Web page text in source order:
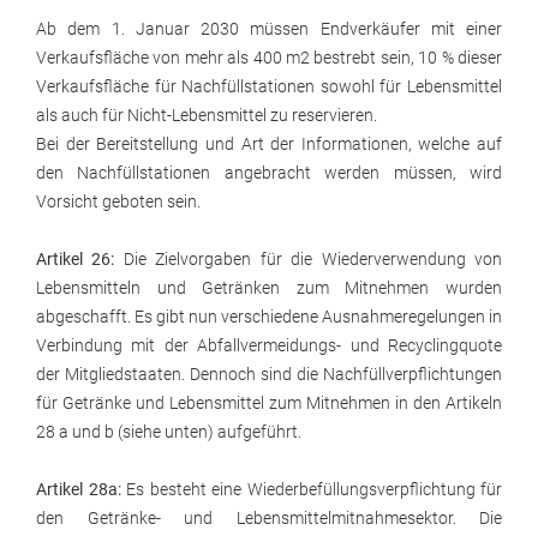
Ab dem 1. Januar 2030 müssen Endverkäufer mit einer
Verkaufsfläche von mehr als 400 m2 bestrebt sein, 10 % dieser
Verkaufsfläche für Nachfüllstationen sowohl für Lebensmittel
als auch für Nicht-Lebensmittel zu reservieren.
Bei der Bereitstellung und Art der Informationen, welche auf
den Nachfüllstationen angebracht werden müssen, wird
Vorsicht geboten sein.
Artikel 26: Die Zielvorgaben für die Wiederverwendung von
Lebensmitteln und Getränken zum Mitnehmen wurden
abgeschafft. Es gibt nun verschiedene Ausnahmeregelungen in
Verbindung mit der Abfallvermeidungs- und Recyclingquote
der Mitgliedstaaten. Dennoch sind die Nachfüllverpflichtungen
für Getränke und Lebensmittel zum Mitnehmen in den Artikeln
28 a und b (siehe unten) aufgeführt.
Artikel 28a: Es besteht eine Wiederbefüllungsverpflichtung für
den Getränke- und Lebensmittelmitnahmesektor. Die